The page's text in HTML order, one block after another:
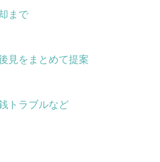
まで
見をまとめて提案
トラブルなど